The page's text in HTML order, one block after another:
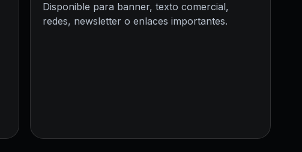
Disponible para banner, texto comercial,
redes, newsletter o enlaces importantes.